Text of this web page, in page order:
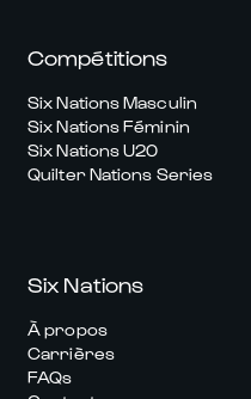
Compétitions
Six Nations Masculin
Six Nations Féminin
Six Nations U20
Quilter Nations Series
Six Nations
À propos
Carrières
FAQs